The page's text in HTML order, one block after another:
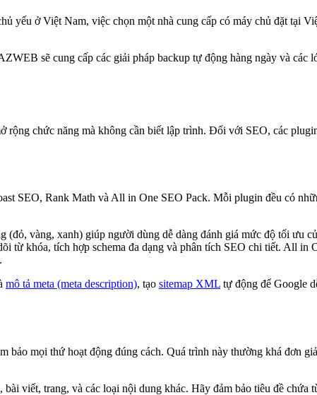
yếu ở Việt Nam, việc chọn một nhà cung cấp có máy chủ đặt tại
sẽ cung cấp các giải pháp backup tự động hàng ngày và các
rộng chức năng mà không cần biết lập trình. Đối với SEO, các
SEO, Rank Math và All in One SEO Pack. Mỗi plugin đều có
vàng, xanh) giúp người dùng dễ dàng đánh giá mức độ tối ưu
từ khóa, tích hợp schema đa dạng và phân tích SEO chi tiết. All in
mô tả meta (meta description), tạo sitemap XML tự động để Google
mọi thứ hoạt động đúng cách. Quá trình này thường khá đơn
viết, trang, và các loại nội dung khác. Hãy đảm bảo tiêu đề chứa